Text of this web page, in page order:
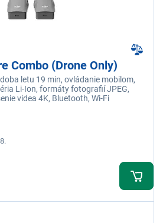
Combo (Drone Only)
letu 19 min, ovládanie mobilom,
Li-Ion, formáty fotografií JPEG,
videa 4K, Bluetooth, Wi-Fi